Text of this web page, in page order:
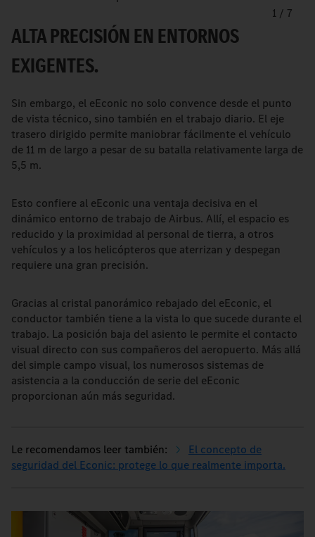
1 / 7
ALTA PRECISIÓN EN ENTORNOS
EXIGENTES.
Sin embargo, el eEconic no solo convence desde el punto
de vista técnico, sino también en el trabajo diario. El eje
trasero dirigido permite maniobrar fácilmente el vehículo
de 11 m de largo a pesar de su batalla relativamente larga de
5,5 m.
Esto confiere al eEconic una ventaja decisiva en el
dinámico entorno de trabajo de Airbus. Allí, el espacio es
reducido y la proximidad al personal de tierra, a otros
vehículos y a los helicópteros que aterrizan y despegan
requiere una gran precisión.
Gracias al cristal panorámico rebajado del eEconic, el
conductor también tiene a la vista lo que sucede durante el
trabajo. La posición baja del asiento le permite el contacto
visual directo con sus compañeros del aeropuerto. Más allá
del simple campo visual, los numerosos sistemas de
asistencia a la conducción de serie del eEconic
proporcionan aún más seguridad.
El concepto de
seguridad del Econic: protege lo que realmente importa.